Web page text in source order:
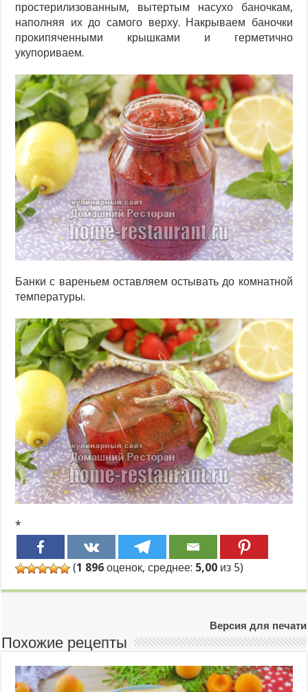
простерилизованным, вытертым насухо баночкам,
наполняя их до самого верху. Накрываем баночки
прокипяченными крышками и герметично
укупориваем.
Банки с вареньем оставляем остывать до комнатной
температуры.
*
(1 896 оценок, среднее: 5,00 из 5)
Версия для печати
Похожие рецепты